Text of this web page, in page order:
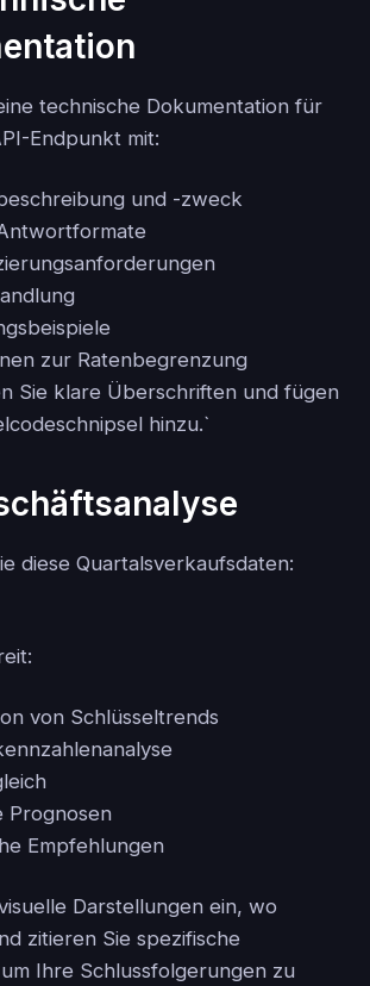
technische Dokumentation für
Endpunkt mit:
und -zweck
zur Ratenbegrenzung
Sie klare Überschriften und fügen
hinzu.`
diese Quartalsverkaufsdaten:
von Schlüsseltrends
Prognosen
Empfehlungen
Darstellungen ein, wo
zitieren Sie spezifische
Ihre Schlussfolgerungen zu